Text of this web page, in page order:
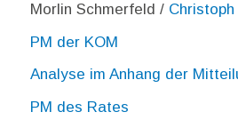
Morlin Schmerfeld / Christoph
PM der KOM
Analyse im Anhang der
PM des Rates